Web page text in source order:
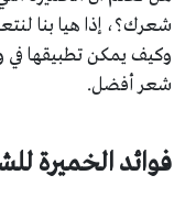
شعرك؟، إذا هيا بنا
وكيف يمكن تطبيقها
شعر أفضل.
فوائد الخميرة